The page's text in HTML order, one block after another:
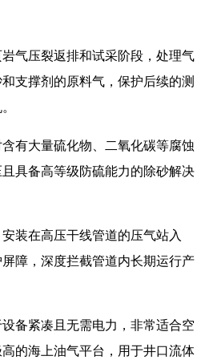
气压裂返排和试采阶段，处理气
支撑剂的原料气，保护后续的测
有大量硫化物、二氧化碳等腐蚀
具备高等级防硫能力的除砂解决
装在高压干线管道的压气站入
障，深度拦截管道内长期运行产
备紧凑且无需电力，非常适合空
的海上油气平台，用于井口流体